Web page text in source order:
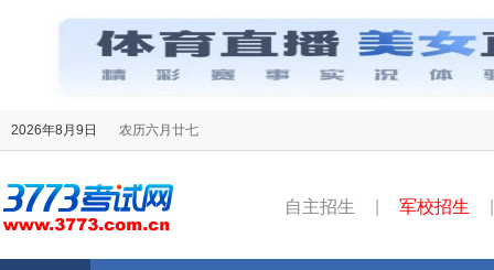
2026年8月9日 农历六月廿七
自主招生 军校招生